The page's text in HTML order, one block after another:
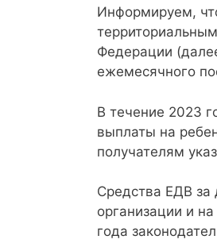
Информируем,
Федерации
ежемесячного
В течение 2023
выплаты на
получателям
Средства ЕДВ за
организации и
года